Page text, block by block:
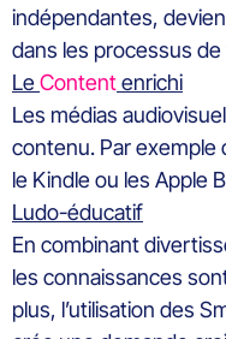
indépendantes,
dans les processus
LeContentenrichi
Les médias
contenu. Par exemple
le Kindle ou les Apple
Ludo-éducatif
En combinant
les connaissances
plus, l’utilisation des